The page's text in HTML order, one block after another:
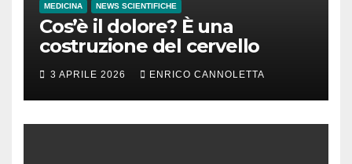
MEDICINA NEWS SCIENTIFICHE
Cos’è il dolore? È una
costruzione del cervello
3 APRILE 2026 ENRICO CANNOLETTA